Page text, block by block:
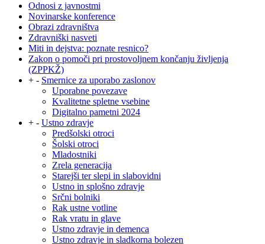
Odnosi z javnostmi
Novinarske konference
Obrazi zdravništva
Zdravniški nasveti
Miti in dejstva: poznate resnico?
Zakon o pomoči pri prostovoljnem končanju življenja
(ZPPKŽ)
+ - Smernice za uporabo zaslonov
Uporabne povezave
Kvalitetne spletne vsebine
Digitalno pametni 2024
+ - Ustno zdravje
Predšolski otroci
Šolski otroci
Mladostniki
Zrela generacija
Starejši ter slepi in slabovidni
Ustno in splošno zdravje
Srčni bolniki
Rak ustne votline
Rak vratu in glave
Ustno zdravje in demenca
Ustno zdravje in sladkorna bolezen